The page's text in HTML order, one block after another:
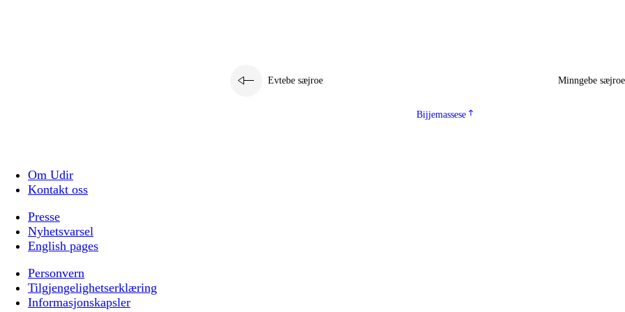
Evtebe sæjroe Minngebe sæjroe
Bijjemassese
Om Udir
Kontakt oss
Presse
Nyhetsvarsel
English pages
Personvern
Tilgjengelighetserklæring
Informasjonskapsler